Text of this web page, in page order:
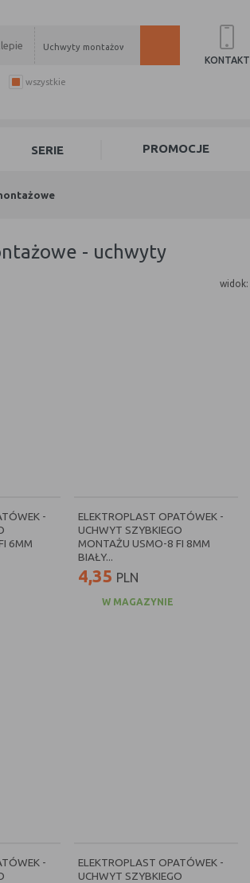
Uchwyty montażowe
wszystkie
KONTAKT
SERIE PROMOCJE
- uchwyty
widok:
-
6MM
ELEKTROPLAST OPATÓWEK -
UCHWYT SZYBKIEGO
MONTAŻU USMO-8 FI 8MM
BIAŁY...
4,35 PLN
W MAGAZYNIE
-
ELEKTROPLAST OPATÓWEK -
UCHWYT SZYBKIEGO